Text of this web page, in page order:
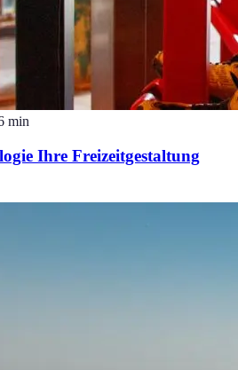
min
Ihre Freizeitgestaltung